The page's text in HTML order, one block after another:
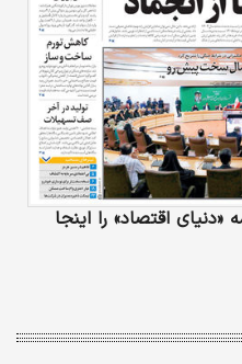
اقتصاد» را اینجا